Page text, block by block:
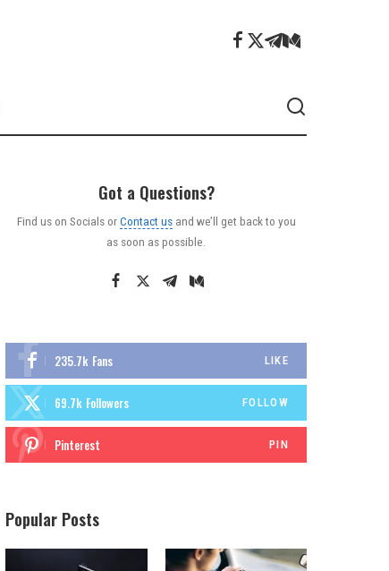
Got a Questions?
Find us on Socials orContact usand we’ll get back to you
as soon as possible.
235.7k Fans LIKE
69.7k Followers FOLLOW
Pinterest PIN
Popular Posts